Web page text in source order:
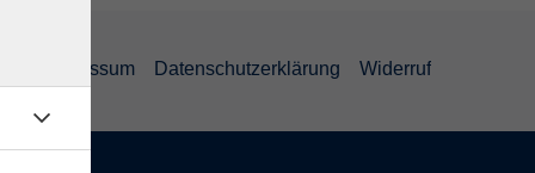
Impressum Datenschutzerklärung Widerruf